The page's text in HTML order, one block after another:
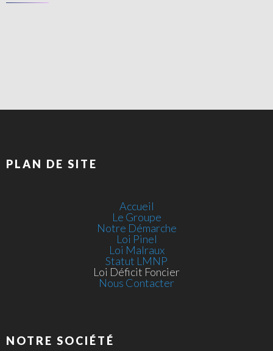
PLAN DE SITE
Accueil
Le Groupe
Notre Démarche
Loi Pinel
Loi Malraux
Statut LMNP
Loi Déficit Foncier
Nous Contacter
NOTRE SOCIÉTÉ